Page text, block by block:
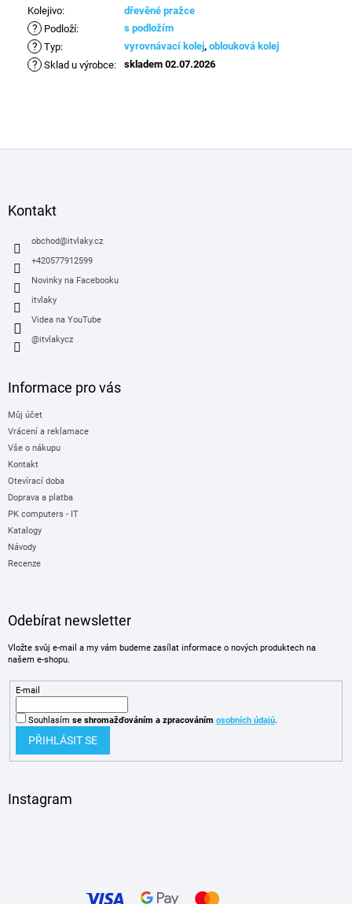
Kolejivo: dřevěné pražce
? Podloží: s podložím
? Typ: vyrovnávací kolej, oblouková kolej
? Sklad u výrobce: skladem 02.07.2026
Kontakt
obchod@itvlaky.cz
+420577912599
Novinky na Facebooku
itvlaky
Videa na YouTube
@itvlakycz
Informace pro vás
Můj účet
Vrácení a reklamace
Vše o nákupu
Kontakt
Otevírací doba
Doprava a platba
PK computers - IT
Katalogy
Návody
Recenze
Odebírat newsletter
Vložte svůj e-mail a my vám budeme zasílat informace o nových produktech na
našem e-shopu.
E-mail
Souhlasím se shromažďováním a zpracováním osobních údajů.
PŘIHLÁSIT SE
Instagram